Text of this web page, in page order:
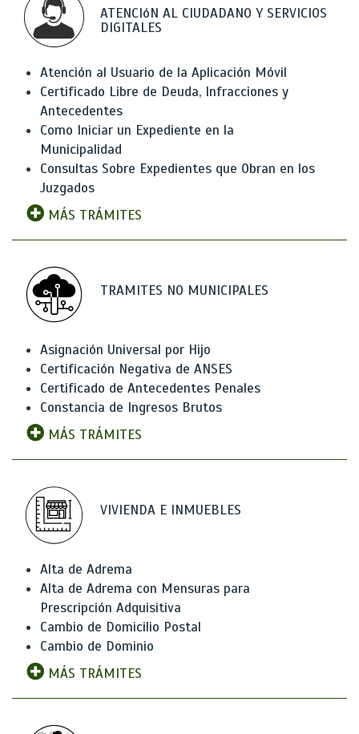
ATENCIóN AL CIUDADANO Y SERVICIOS
DIGITALES
Atención al Usuario de la Aplicación Móvil
Certificado Libre de Deuda, Infracciones y
Antecedentes
Como Iniciar un Expediente en la
Municipalidad
Consultas Sobre Expedientes que Obran en los
Juzgados
MÁS TRÁMITES
TRAMITES NO MUNICIPALES
Asignación Universal por Hijo
Certificación Negativa de ANSES
Certificado de Antecedentes Penales
Constancia de Ingresos Brutos
MÁS TRÁMITES
VIVIENDA E INMUEBLES
Alta de Adrema
Alta de Adrema con Mensuras para
Prescripción Adquisitiva
Cambio de Domicilio Postal
Cambio de Dominio
MÁS TRÁMITES